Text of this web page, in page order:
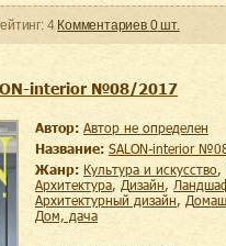
4 Комментариев 0шт.
interior №08/2017
Автор:
Автор не определен
Название:
SALON-interior
Жанр:
культура и искусство,
архитектура, дизайн,
архитектурный дизайн,
дом, дача